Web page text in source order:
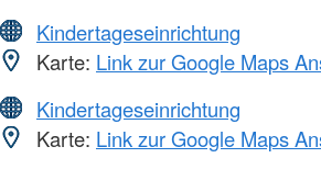
Kindertageseinrichtung
Karte: Link zur Google Maps
Kindertageseinrichtung
Karte: Link zur Google Maps